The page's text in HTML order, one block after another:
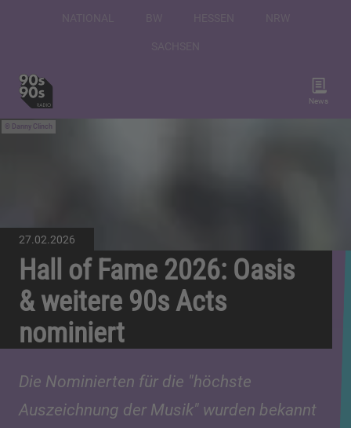
News
Danny Clinch
27.02.2026
Hall of Fame 2026: Oasis
& weitere 90s Acts
nominiert
Die Nominierten für die "höchste
Auszeichnung der Musik" wurden bekannt